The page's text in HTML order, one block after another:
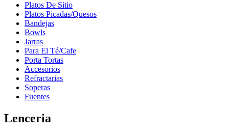
Platos De Sitio
Platos Picadas/Quesos
Bandejas
Bowls
Jarras
Para El Té/Cafe
Porta Tortas
Accesorios
Refractarias
Soperas
Fuentes
Lenceria